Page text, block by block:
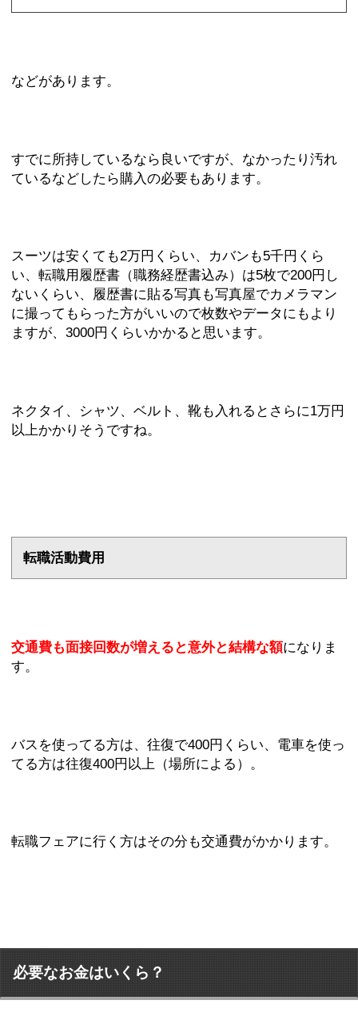
などがあります。
すでに所持しているなら良いですが、なかったり汚れ
ているなどしたら購入の必要もあります。
スーツは安くても2万円くらい、カバンも5千円くら
い、転職用履歴書（職務経歴書込み）は5枚で200円し
ないくらい、履歴書に貼る写真も写真屋でカメラマン
に撮ってもらった方がいいので枚数やデータにもより
ますが、3000円くらいかかると思います。
ネクタイ、シャツ、ベルト、靴も入れるとさらに1万円
以上かかりそうですね。
転職活動費用
交通費も面接回数が増えると意外と結構な額になりま
す。
バスを使ってる方は、往復で400円くらい、電車を使っ
てる方は往復400円以上（場所による）。
転職フェアに行く方はその分も交通費がかかります。
必要なお金はいくら？